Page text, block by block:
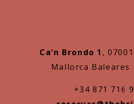
Ca’n Brondo 1 ,
Mallorca Baleares
+34 871 716